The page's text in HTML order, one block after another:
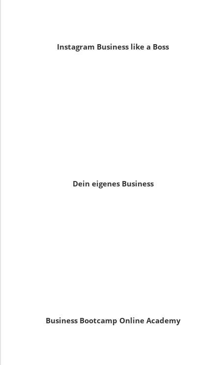
Instagram Business like a Boss
Dein eigenes Business
Business Bootcamp Online Academy